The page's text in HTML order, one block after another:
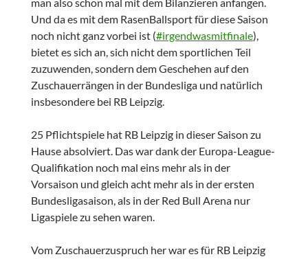
man also schon mal mit dem Bilanzieren anfangen.
Und da es mit dem RasenBallsport für diese Saison
noch nicht ganz vorbei ist (#irgendwasmitfinale),
bietet es sich an, sich nicht dem sportlichen Teil
zuzuwenden, sondern dem Geschehen auf den
Zuschauerrängen in der Bundesliga und natürlich
insbesondere bei RB Leipzig.
25 Pflichtspiele hat RB Leipzig in dieser Saison zu
Hause absolviert. Das war dank der Europa-League-
Qualifikation noch mal eins mehr als in der
Vorsaison und gleich acht mehr als in der ersten
Bundesligasaison, als in der Red Bull Arena nur
Ligaspiele zu sehen waren.
Vom Zuschauerzuspruch her war es für RB Leipzig